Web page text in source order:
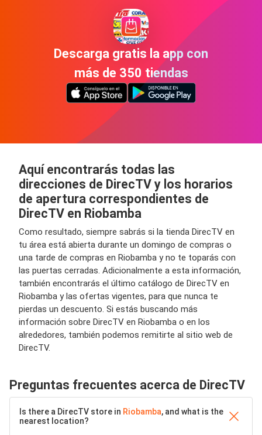
Descarga gratis la app con
más de 350 tiendas
Aquí encontrarás todas las
direcciones de DirecTV y los horarios
de apertura correspondientes de
DirecTV en Riobamba
Como resultado, siempre sabrás si la tienda DirecTV en
tu área está abierta durante un domingo de compras o
una tarde de compras en Riobamba y no te toparás con
las puertas cerradas. Adicionalmente a esta información,
también encontrarás el último catálogo de DirecTV en
Riobamba y las ofertas vigentes, para que nunca te
pierdas un descuento. Si estás buscando más
información sobre DirecTV en Riobamba o en los
alrededores, también podemos remitirte al sitio web de
DirecTV.
Preguntas frecuentes acerca de DirecTV
Is there a DirecTV store in Riobamba, and what is the
nearest location?